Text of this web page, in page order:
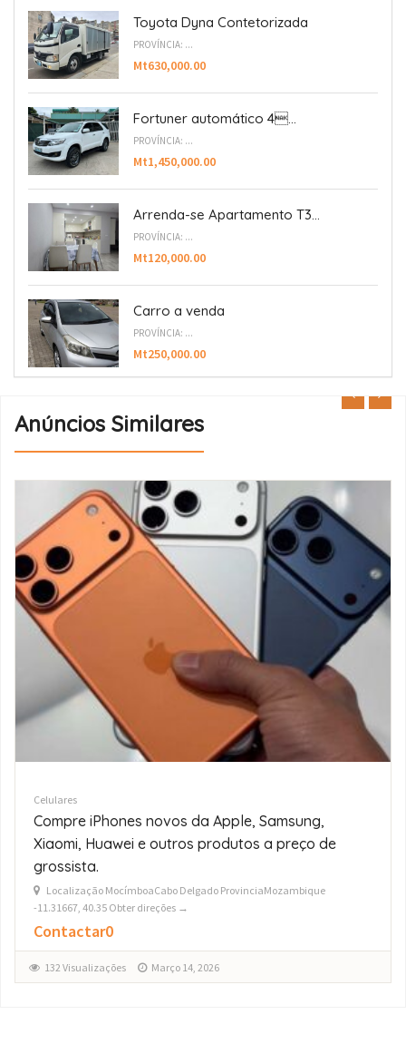
Toyota Dyna Contetorizada
PROVÍNCIA: ...
Mt630,000.00
Fortuner automático 4...
PROVÍNCIA: ...
Mt1,450,000.00
Arrenda-se Apartamento T3...
PROVÍNCIA: ...
Mt120,000.00
Carro a venda
PROVÍNCIA: ...
Mt250,000.00
Anúncios Similares
Celulares
Fornecedores Grossistas de iPhone
17/16/15/14/13 Pro Max
Localização St.andrew36803KaTembeMaputo - CidadeMozambique
-26.02985, 32.53204 Obter direções →
$0